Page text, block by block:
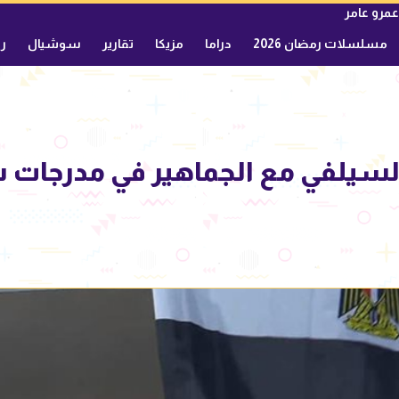
عمرو عامر
مسلسلات رمضان 2026 دراما مزيكا تقارير سوشيال
مع الجماهير في مدرجات